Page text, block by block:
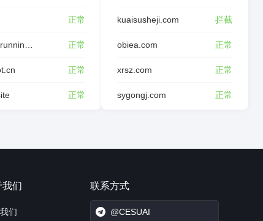
正常
正常
正常
正常
kuaisusheji.com 拦截
obiea.com 正常
xrsz.com 正常
sygongj.com 正常
我们
们
联系方式
@CESUAI